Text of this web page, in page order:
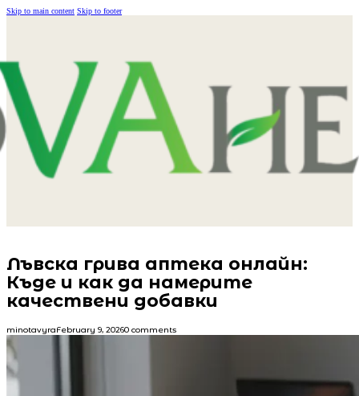
Skip to main content Skip to footer
Лъвска грива аптека онлайн:
Къде и как да намерите
качествени добавки
minotavyraFebruary 9, 20260 comments